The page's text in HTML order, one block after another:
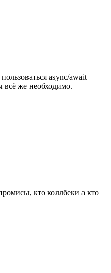
async/await
всё же необходимо.
кто коллбеки а кто